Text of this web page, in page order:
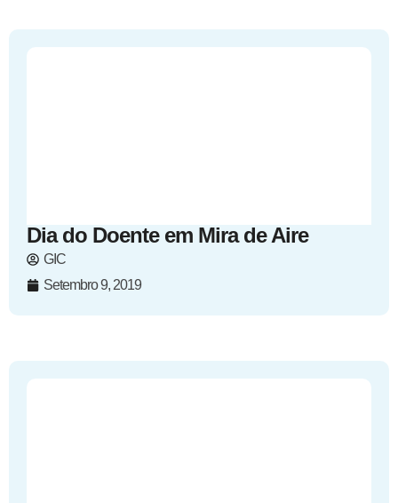
Dia do Doente em Mira de Aire
GIC
Setembro 9, 2019